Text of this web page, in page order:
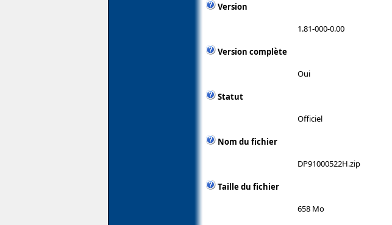
Version
1.81-000-0.00
Version complète
Oui
Statut
Officiel
Nom du fichier
DP91000522H.zip
Taille du fichier
658 Mo